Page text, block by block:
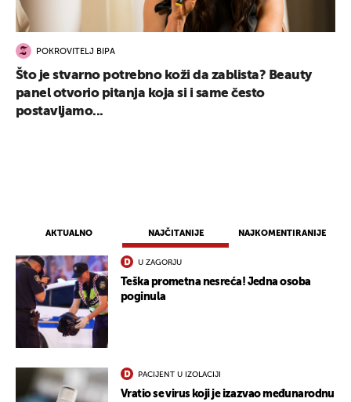
AKTUALNO NAJČITANIJE NAJKOMENTIRANIJE
U ZAGORJU
Teška prometna nesreća! Jedna osoba
poginula
PACIJENT U IZOLACIJI
Vratio se virus koji je izazvao međunarodnu
POKROVITELJ BIPA
Što je stvarno potrebno koži da zablista? Beauty
panel otvorio pitanja koja si i same često
postavljamo...